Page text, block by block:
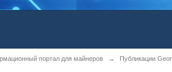
портал для майнеров → Публикации